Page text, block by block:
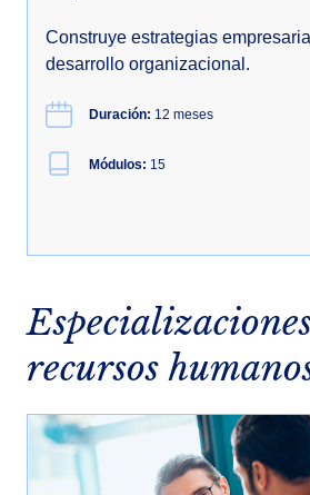
Construye estrategias
desarrollo organizacional.
Duración: 12 meses
Módulos: 15
recursos